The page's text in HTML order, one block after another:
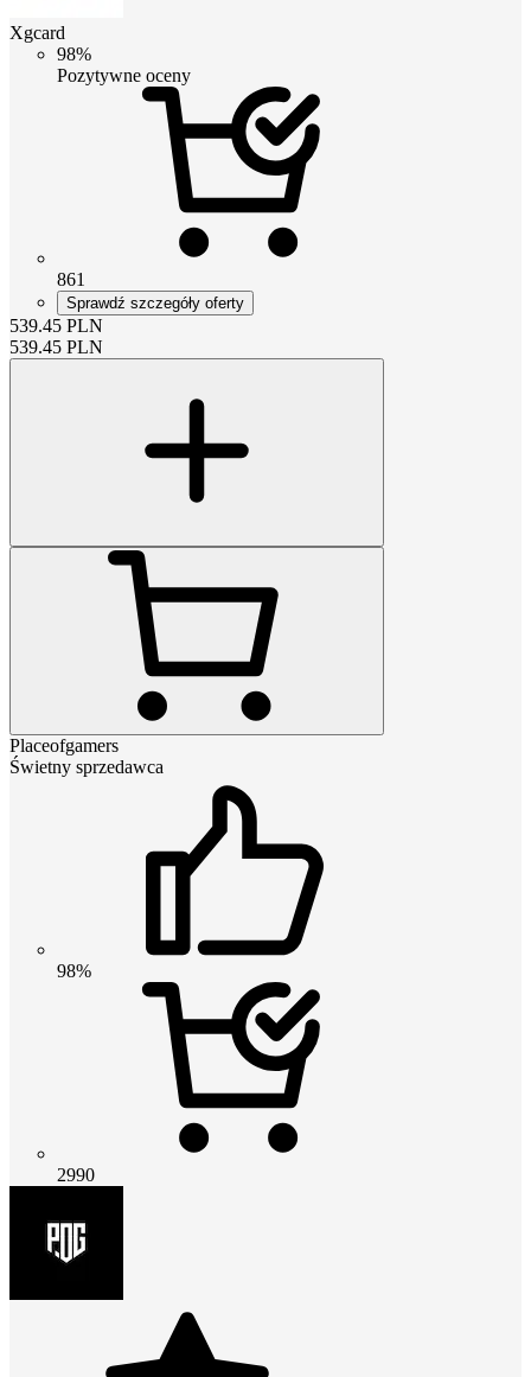
Xgcard
98%
Pozytywne oceny
861
Sprawdź szczegóły oferty
539.45 PLN
539.45 PLN
Placeofgamers
Świetny sprzedawca
98%
2990